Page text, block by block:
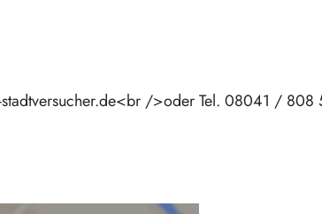
/>oder Tel. 08041 / 808